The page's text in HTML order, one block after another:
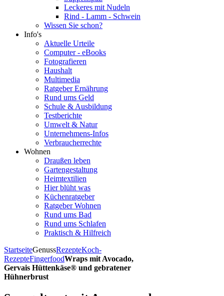
Leckeres mit Nudeln
Rind - Lamm - Schwein
Wissen Sie schon?
Info's
Aktuelle Urteile
Computer - eBooks
Fotografieren
Haushalt
Multimedia
Ratgeber Ernährung
Rund ums Geld
Schule & Ausbildung
Testberichte
Umwelt & Natur
Unternehmens-Infos
Verbraucherrechte
Wohnen
Draußen leben
Gartengestaltung
Heimtextilien
Hier blüht was
Küchenratgeber
Ratgeber Wohnen
Rund ums Bad
Rund ums Schlafen
Praktisch & Hilfreich
StartseiteGenussRezepteKoch-
RezepteFingerfoodWraps mit Avocado,
Gervais Hüttenkäse® und gebratener
Hühnerbrust